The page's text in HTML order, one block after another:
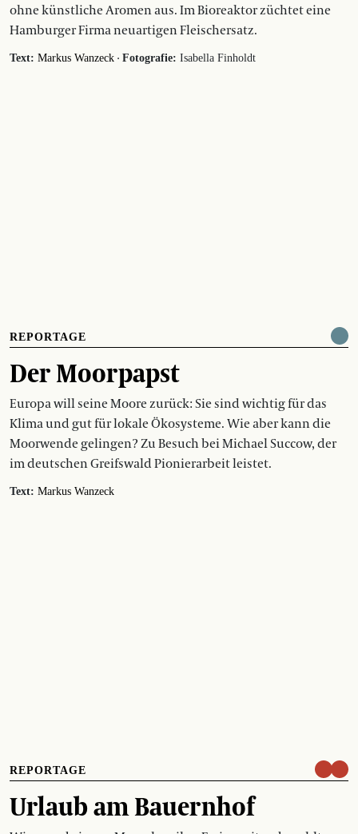
ohne künstliche Aromen aus. Im Bioreaktor züchtet eine
Hamburger Firma neuartigen Fleischersatz.
Text: Markus Wanzeck · Fotografie: Isabella Finholdt
REPORTAGE
Der Moorpapst
Europa will seine Moore zurück: Sie sind wichtig für das
Klima und gut für lokale Ökosysteme. Wie aber kann die
Moorwende gelingen? Zu Besuch bei Michael Succow, der
im deutschen Greifswald Pionierarbeit leistet.
Text: Markus Wanzeck
REPORTAGE
Urlaub am Bauernhof